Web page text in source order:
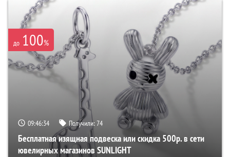
до 100%
09:46:33 Получили:74
Бесплатная изящная подвеска или скидка 500р. в сети
ювелирных магазинов SUNLIGHT